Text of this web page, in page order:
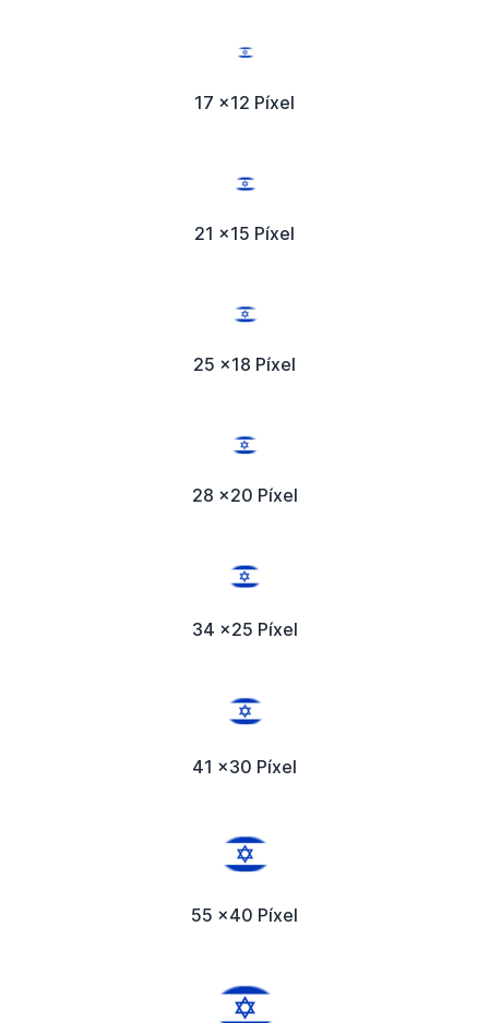
17 x12 Píxel
21 x15 Píxel
25 x18 Píxel
28 x20 Píxel
34 x25 Píxel
41 x30 Píxel
55 x40 Píxel